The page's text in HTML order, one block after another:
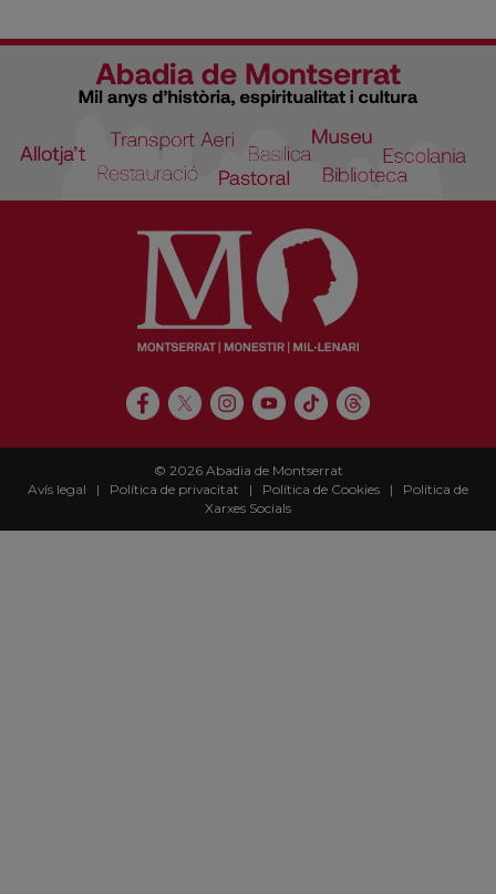
© 2026 Abadia de Montserrat
Avís legal | Política de privacitat | Política de Cookies | Política de
Xarxes Socials